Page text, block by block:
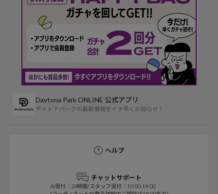
Daytona Park ONLINE 公式アプリ
デイトナパークの最新情報をイチ早くお知らせ！
ヘルプ
チャットサポート
AI受付：24時間/スタッフ受付：10:00-19:00